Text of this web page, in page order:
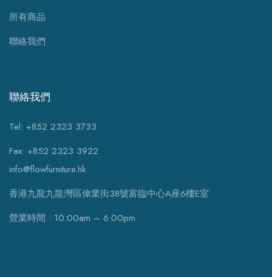
所有商品
聯絡我們
聯絡我們
Tel: +852 2323 3733
Fax: +852 2323 3922
info@flowfurniture.hk
香港九龍九龍灣區偉業街38號富臨中心A座6樓E室
營業時間 : 10:00am – 6:00pm